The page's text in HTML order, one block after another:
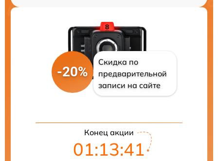
-20%
Скидка по
предварительной
записи на сайте
Конец акции
01:13:40